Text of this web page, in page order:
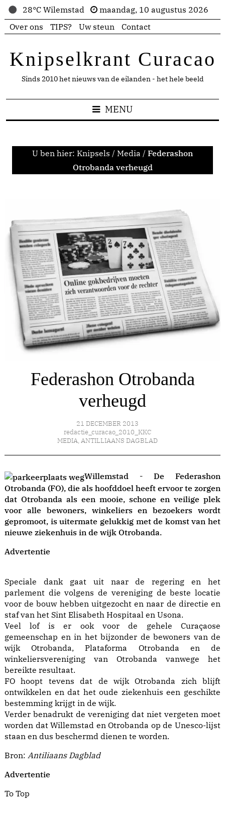
28°C Wilemstad
maandag, 10 augustus 2026
Over ons
TIPS? Uw steun Contact
Knipselkrant Curacao
Sinds 2010 het nieuws van de eilanden - het hele beeld
MENU
U ben hier: Knipsels / Media / Federashon
Otrobanda verheugd
Federashon Otrobanda
verheugd
21 DECEMBER 2013
redactie_curacao_2010_KKC
MEDIA, ANTILLIAANS DAGBLAD
Willemstad - De Federashon
Otrobanda (FO), die als hoofddoel heeft ervoor te zorgen
dat Otrobanda als een mooie, schone en veilige plek
voor alle bewoners, winkeliers en bezoekers wordt
gepromoot, is uitermate gelukkig met de komst van het
nieuwe ziekenhuis in de wijk Otrobanda.
Advertentie
Speciale dank gaat uit naar de regering en het
parlement die volgens de vereniging de beste locatie
voor de bouw hebben uitgezocht en naar de directie en
staf van het Sint Elisabeth Hospitaal en Usona.
Veel lof is er ook voor de gehele Curaçaose
gemeenschap en in het bijzonder de bewoners van de
wijk Otrobanda, Plataforma Otrobanda en de
winkeliersvereniging van Otrobanda vanwege het
bereikte resultaat.
FO hoopt tevens dat de wijk Otrobanda zich blijft
ontwikkelen en dat het oude ziekenhuis een geschikte
bestemming krijgt in de wijk.
Verder benadrukt de vereniging dat niet vergeten moet
worden dat Willemstad en Otrobanda op de Unesco-lijst
staan en dus beschermd dienen te worden.
Bron: Antiliaans Dagblad
Advertentie
To Top